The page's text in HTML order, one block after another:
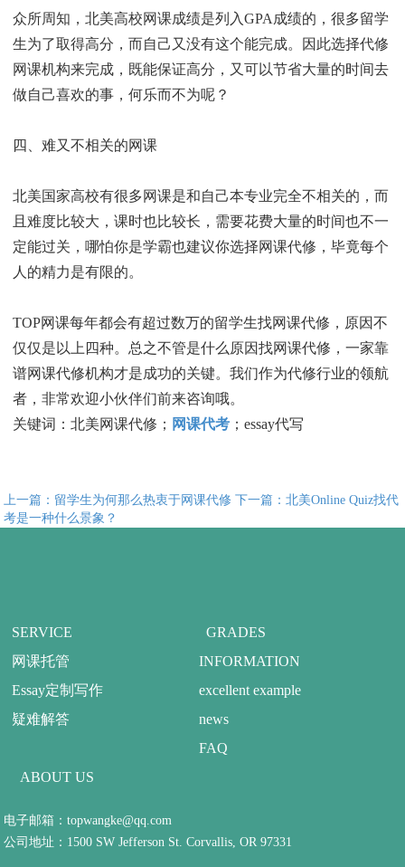
众所周知，北美高校网课成绩是列入GPA成绩的，很多留学
生为了取得高分，而自己又没有这个能完成。因此选择代修
网课机构来完成，既能保证高分，又可以节省大量的时间去
做自己喜欢的事，何乐而不为呢？
四、难又不相关的网课
北美国家高校有很多网课是和自己本专业完全不相关的，而
且难度比较大，课时也比较长，需要花费大量的时间也不一
定能过关，哪怕你是学霸也建议你选择网课代修，毕竟每个
人的精力是有限的。
TOP网课每年都会有超过数万的留学生找网课代修，原因不
仅仅是以上四种。总之不管是什么原因找网课代修，一家靠
谱网课代修机构才是成功的关键。我们作为代修行业的领航
者，非常欢迎小伙伴们前来咨询哦。
关键词：北美网课代修； 网课代考 ；essay代写
上一篇：留学生为何那么热衷于网课代修 下一篇：北美Online Quiz找代
考是一种什么景象？
SERVICE
网课托管
Essay定制写作
疑难解答
GRADES
INFORMATION
excellent example
news
FAQ
ABOUT US
电子邮箱：topwangke@qq.com
公司地址：1500 SW Jefferson St. Corvallis, OR 97331